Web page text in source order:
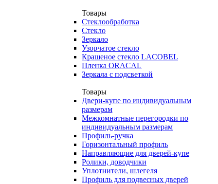
Товары
Стеклообработка
Стекло
Зеркало
Узорчатое стекло
Крашеное стекло LACOBEL
Пленка ORACAL
Зеркала с подсветкой
Товары
Двери-купе по индивидуальным
размерам
Межкомнатные перегородки по
индивидуальным размерам
Профиль-ручка
Горизонтальный профиль
Направляющие для дверей-купе
Ролики, доводчики
Уплотнители, шлегеля
Профиль для подвесных дверей